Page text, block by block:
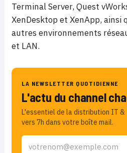
Terminal Server, Quest
XenDesktop et XenApp, ainsi
autres environnements
et LAN.
LA NEWSLETTER QUOTIDIENNE
L'actu du channel
L'essentiel de la distribution IT &
vers 7h dans votre boîte mail.